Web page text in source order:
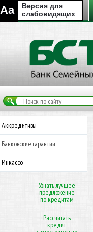
Aa
Версия для
слабовидящих
Аккредитивы
Банковские гарантии
Инкассо
Узнать лучшее
предложение
по кредитам
Рассчитать
кредит